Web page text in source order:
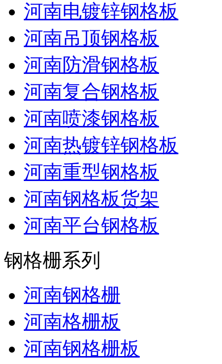
河南电镀锌钢格板
河南吊顶钢格板
河南防滑钢格板
河南复合钢格板
河南喷漆钢格板
河南热镀锌钢格板
河南重型钢格板
河南钢格板货架
河南平台钢格板
钢格栅系列
河南钢格栅
河南格栅板
河南钢格栅板